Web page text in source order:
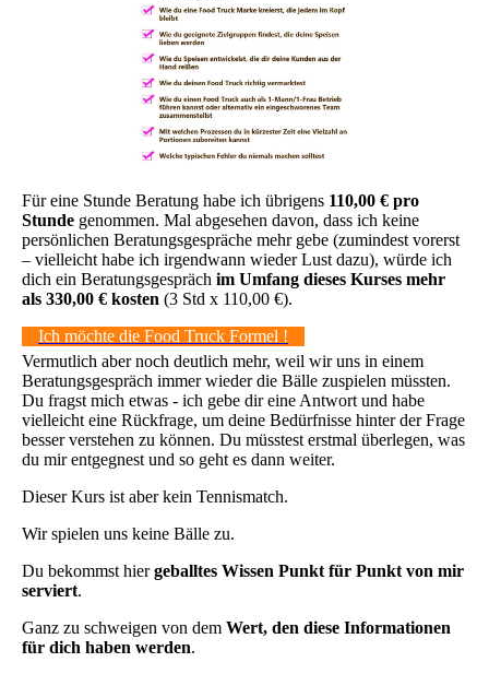
Für eine Stunde Beratung habe ich übrigens 110,00 € pro
Stunde genommen. Mal abgesehen davon, dass ich keine
persönlichen Beratungsgespräche mehr gebe (zumindest vorerst
– vielleicht habe ich irgendwann wieder Lust dazu), würde ich
dich ein Beratungsgespräch im Umfang dieses Kurses mehr
als 330,00 € kosten (3 Std x 110,00 €).
Ich möchte die Food Truck Formel !
Vermutlich aber noch deutlich mehr, weil wir uns in einem
Beratungsgespräch immer wieder die Bälle zuspielen müssten.
Du fragst mich etwas - ich gebe dir eine Antwort und habe
vielleicht eine Rückfrage, um deine Bedürfnisse hinter der Frage
besser verstehen zu können. Du müsstest erstmal überlegen, was
du mir entgegnest und so geht es dann weiter.
Dieser Kurs ist aber kein Tennismatch.
Wir spielen uns keine Bälle zu.
Du bekommst hiergeballtes Wissen Punkt für Punkt von mir
serviert.
Ganz zu schweigen von dem Wert, den diese Informationen
für dich haben werden.